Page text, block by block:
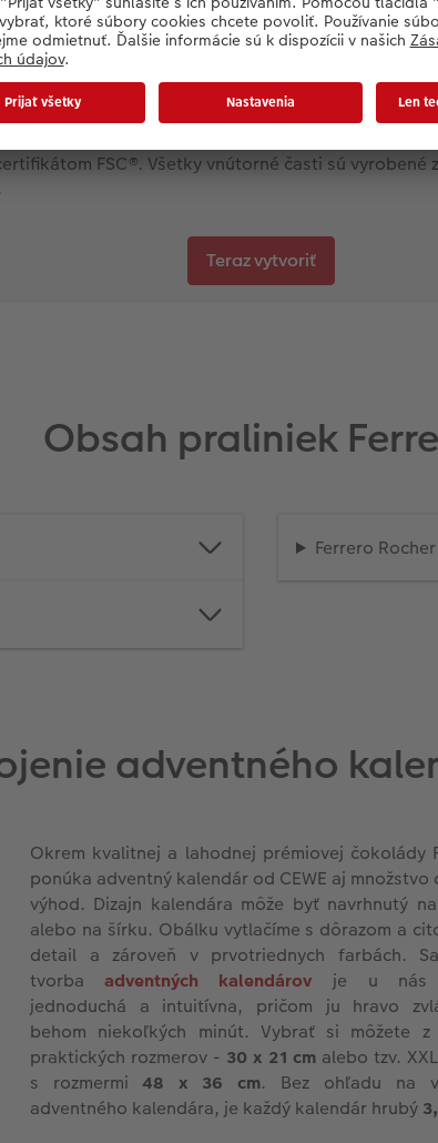
FSC®. Všetky vnútorné časti sú
Teraz vytvoriť
Obsah praliniek
Ferrero Rocher
adventného
Okrem kvalitnej a lahodnej prémiovej čokolády
ponúka adventný kalendár od CEWE aj množstvo
výhod. Dizajn kalendára môže byť navrhnutý
alebo na šírku. Obálku vytlačíme s dôrazom a
detail a zároveň v prvotriednych farbách.
tvorba adventných kalendárov je u nás
jednoduchá a intuitívna, pričom ju hravo
behom niekoľkých minút. Vybrať si môžete z
praktických rozmerov - 30 x 21 cm alebo tzv.
s rozmermi 48 x 36 cm. Bez ohľadu na
adventného kalendára, je každý kalendár hrubý